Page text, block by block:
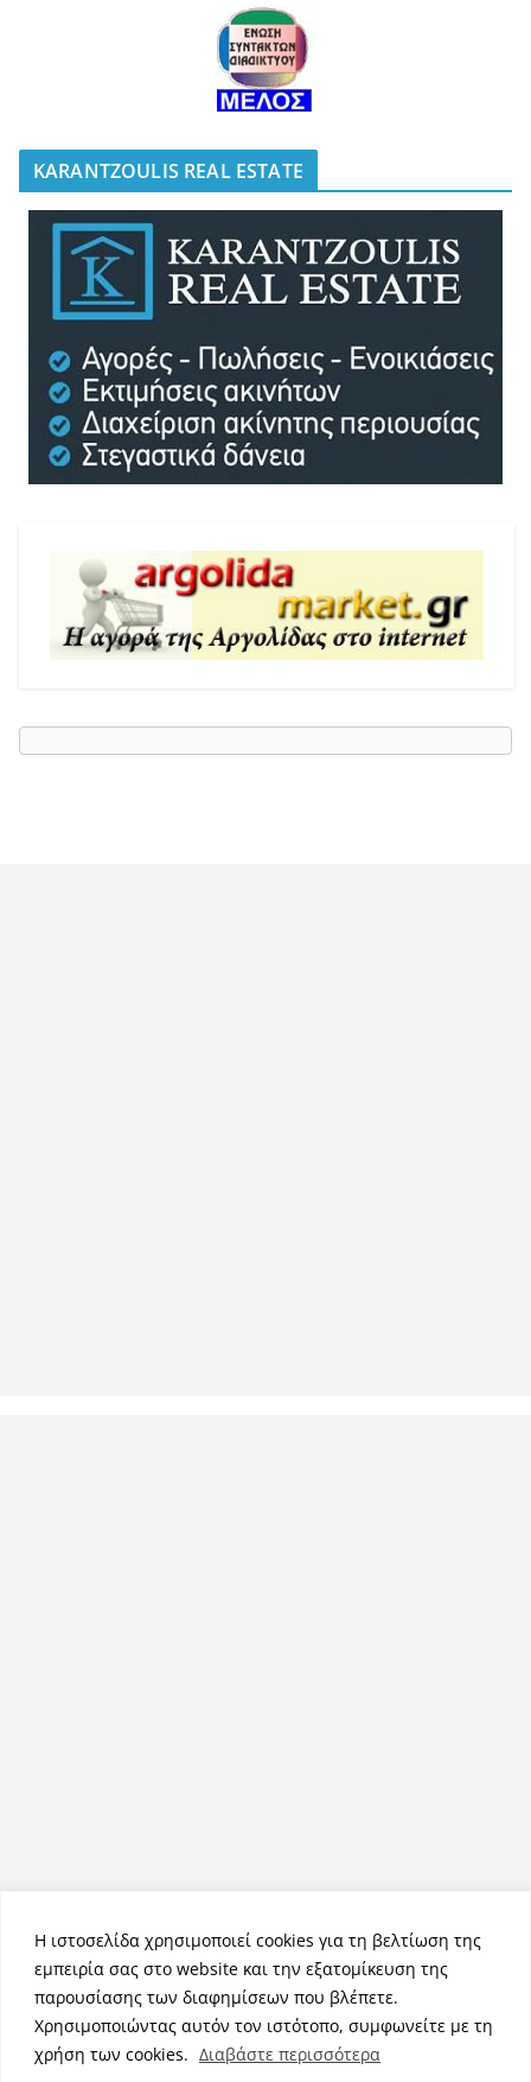
Η ιστοσελίδα χρησιμοποιεί cookies για τη βελτίωση της
εμπειρία σας στο website και την εξατομίκευση της
παρουσίασης των διαφημίσεων που βλέπετε.
Χρησιμοποιώντας αυτόν τον ιστότοπο, συμφωνείτε με τη
χρήση των cookies. Διαβάστε περισσότερα
KARANTZOULIS REAL ESTATE
Πνευματικά Δικαιώματα © 2026NemeaPress. Τα πνευματικά
δικαιώματα προστατεύονται.